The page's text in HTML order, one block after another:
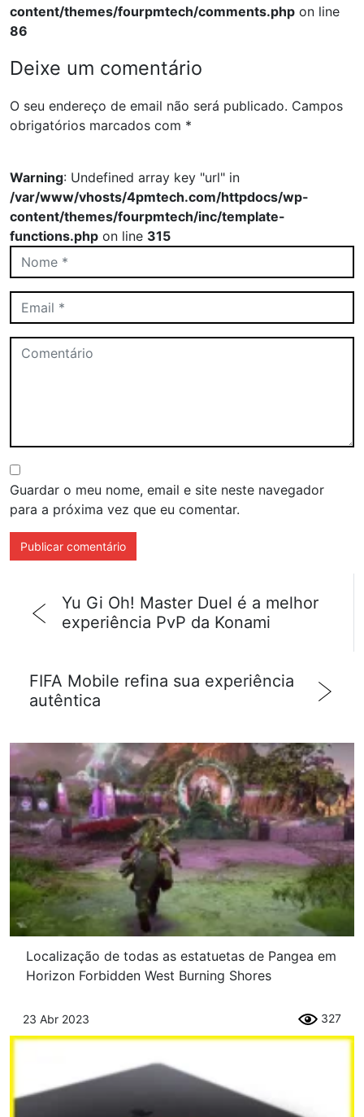
content/themes/fourpmtech/comments.php on line
86
Deixe um comentário
O seu endereço de email não será publicado. Campos
obrigatórios marcados com *
Warning: Undefined array key "url" in
/var/www/vhosts/4pmtech.com/httpdocs/wp-
content/themes/fourpmtech/inc/template-
functions.php on line 315
Guardar o meu nome, email e site neste navegador
para a próxima vez que eu comentar.
Yu Gi Oh! Master Duel é a melhor
experiência PvP da Konami
FIFA Mobile refina sua experiência
autêntica
Localização de todas as estatuetas de Pangea em
Horizon Forbidden West Burning Shores
23 Abr 2023 327